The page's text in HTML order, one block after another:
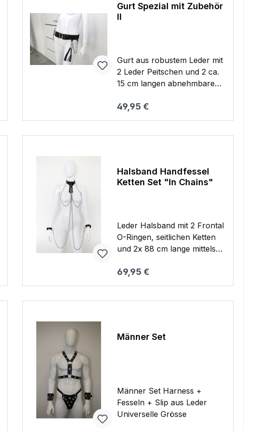
Gurt Spezial mit Zubehör
II
Gurt aus robustem Leder mit
2 Leder Peitschen und 2 ca.
15 cm langen abnehmbaren
mit Karabiner ca. 20 cm lang
und mit ca. 12 Riemen Gurt
Regulärer Preis:
49,95 €
Halsband Handfessel
Ketten Set "In Chains"
Leder Halsband mit 2 Frontal
O-Ringen, seitlichen Ketten
und 2x 88 cm lange mittels
Verbindungsketten und
Handfesseln O-Ringe Ø ca.
von 14 cm - 24 cm Länge
von 31,5 cm - 39,5 cm 0,570
kg
Regulärer Preis:
69,95 €
Männer Set
Männer Set Harness +
Fesseln + Slip aus Leder
Universelle Grösse